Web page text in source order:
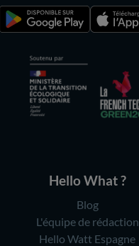
Hello What ?
Blog
L'équipe de rédaction
Hello Watt Espagne